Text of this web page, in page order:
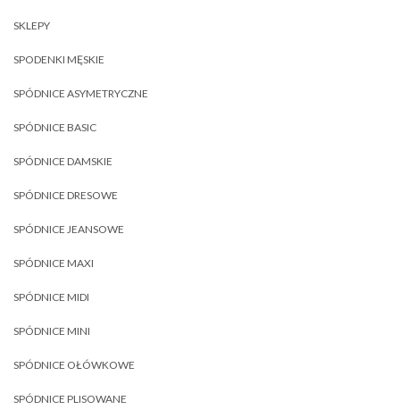
SKLEPY
SPODENKI MĘSKIE
SPÓDNICE ASYMETRYCZNE
SPÓDNICE BASIC
SPÓDNICE DAMSKIE
SPÓDNICE DRESOWE
SPÓDNICE JEANSOWE
SPÓDNICE MAXI
SPÓDNICE MIDI
SPÓDNICE MINI
SPÓDNICE OŁÓWKOWE
SPÓDNICE PLISOWANE